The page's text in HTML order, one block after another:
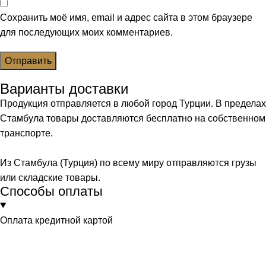
Сохранить моё имя, email и адрес сайта в этом браузере
для последующих моих комментариев.
Варианты доставки
Продукция отправляется в любой город Турции. В пределах
Стамбула товары доставляются бесплатно на собственном
транспорте.
Из Стамбула (Турция) по всему миру отправляются грузы
или складские товары.
Способы оплаты
Оплата кредитной картой